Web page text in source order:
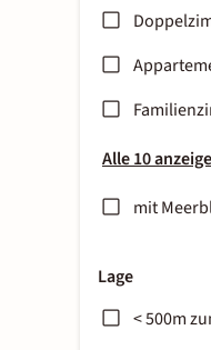
Alle 10
mit
Lage
< 500m